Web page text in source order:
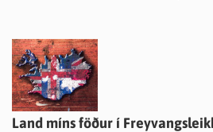
Land míns föður í